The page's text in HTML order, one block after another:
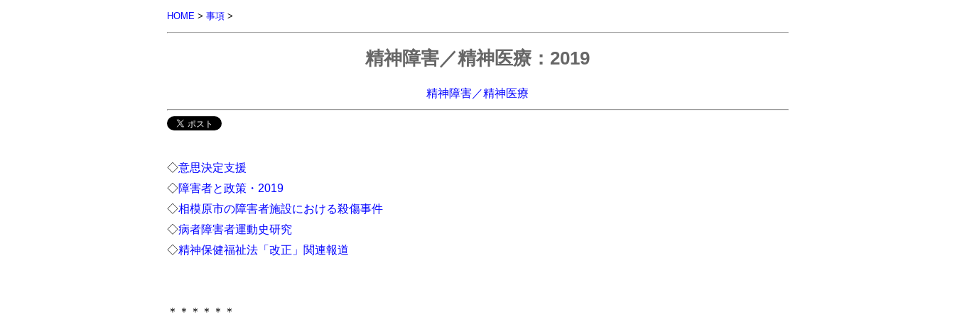
HOME> 事項>
精神障害／精神医療：2019
精神障害／精神医療
◇意思決定支援
◇障害者と政策・2019
◇相模原市の障害者施設における殺傷事件
◇病者障害者運動史研究
◇精神保健福祉法「改正」関連報道
＊＊＊＊＊＊